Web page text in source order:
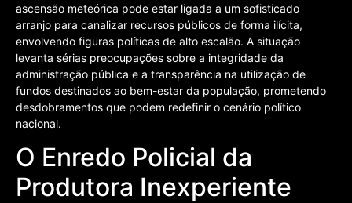
ascensão meteórica pode estar ligada a um sofisticado
arranjo para canalizar recursos públicos de forma ilícita,
envolvendo figuras políticas de alto escalão. A situação
levanta sérias preocupações sobre a integridade da
administração pública e a transparência na utilização de
fundos destinados ao bem-estar da população, prometendo
desdobramentos que podem redefinir o cenário político
nacional.
O Enredo Policial da
Produtora Inexperiente